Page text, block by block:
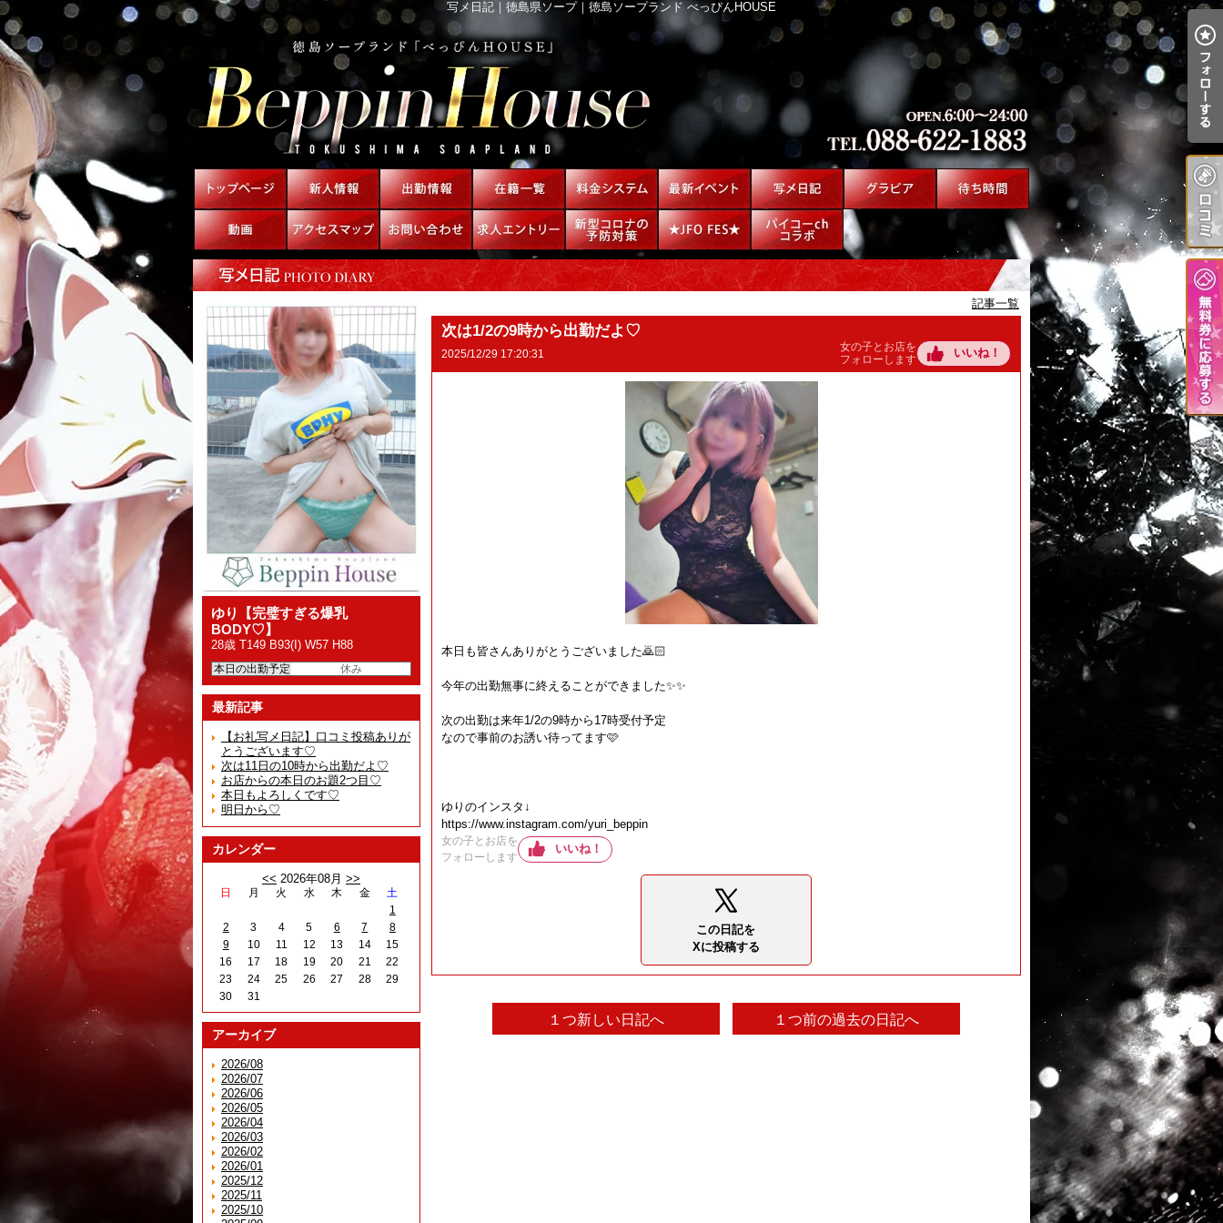
写メ日記｜徳島県ソープ｜徳島ソープランド べっぴんHOUSE
ゆり【完璧すぎる爆乳
BODY♡】
28歳 T149 B93(I) W57 H88
本日の出勤予定 休み
最新記事
【お礼写メ日記】口コミ投稿ありが
とうございます♡
次は11日の10時から出勤だよ♡
お店からの本日のお題2つ目♡
本日もよろしくです♡
明日から♡
カレンダー
<< 2026年08月 >>
日 月 火 水 木 金
土
1
2
3 4 5 6 7
8
9
10 11 12 13 14
15
16
17 18 19 20 21
22
23
24 25 26 27 28
29
30
31
アーカイブ
2026/08
2026/07
2026/06
2026/05
2026/04
2026/03
2026/02
2026/01
2025/12
2025/11
2025/10
記事一覧
次は1/2の9時から出勤だよ♡
2025/12/29 17:20:31
女の子とお店を
フォローします
いいね！
本日も皆さんありがとうございました🙇🏻
今年の出勤無事に終えることができました✨✨
次の出勤は来年1/2の9時から17時受付予定
なので事前のお誘い待ってます🩷
ゆりのインスタ↓
https://www.instagram.com/yuri_beppin
女の子とお店を
フォローします
いいね！
この日記を
Xに投稿する
１つ新しい日記へ １つ前の過去の日記へ